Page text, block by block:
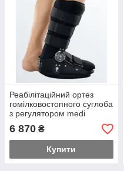
Реабілітаційний ортез
гомілковостопного суглоба
з регулятором medi
protect.ROM Walker
6 870 ₴
Купити